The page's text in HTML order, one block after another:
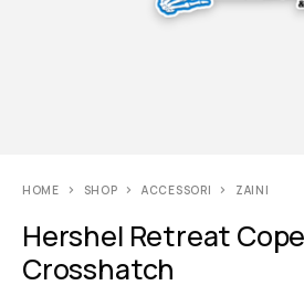
HOME SHOP ACCESSORI ZAINI
Hershel Retreat
Crosshatch